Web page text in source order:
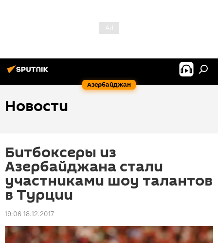
Азербайджан
Новости
Битбоксеры из
Азербайджана стали
участниками шоу талантов
в Турции
19:06 18.12.2017